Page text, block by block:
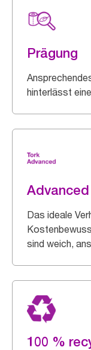
Prägung
hinterlässt
Advanced
Das ideale
sind weich,
100 %